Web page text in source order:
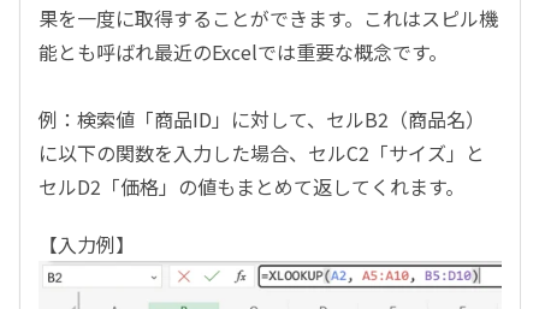
果を一度に取得することができます。これはスピル機
能とも呼ばれ最近のExcelでは重要な概念です。
例：検索値「商品ID」に対して、セルB2（商品名）
に以下の関数を入力した場合、セルC2「サイズ」と
セルD2「価格」の値もまとめて返してくれます。
【入力例】